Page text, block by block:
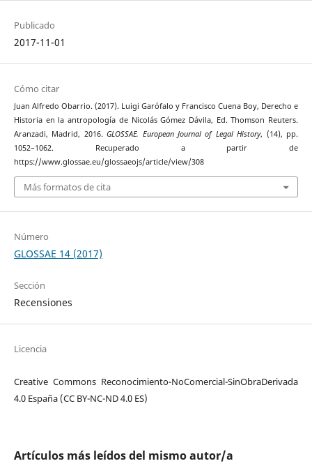
Publicado
2017-11-01
Cómo citar
Juan Alfredo Obarrio. (2017). Luigi Garófalo y Francisco Cuena Boy, Derecho e
Historia en la antropología de Nicolás Gómez Dávila, Ed. Thomson Reuters.
Aranzadi, Madrid, 2016.GLOSSAE. European Journal of Legal History, (14), pp.
1052–1062. Recuperado a partir de
https://www.glossae.eu/glossaeojs/article/view/308
Más formatos de cita
Número
GLOSSAE 14 (2017)
Sección
Recensiones
Licencia
Creative Commons Reconocimiento-NoComercial-SinObraDerivada
4.0 España (CC BY-NC-ND 4.0 ES)
Artículos más leídos del mismo autor/a